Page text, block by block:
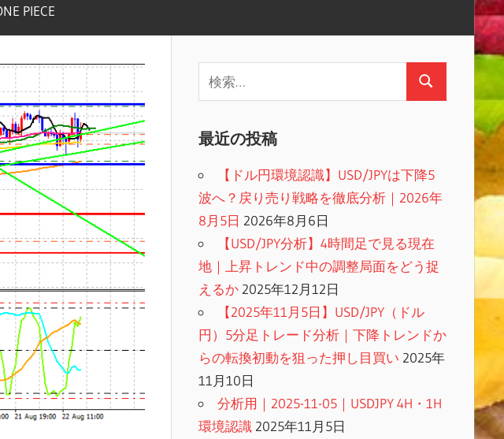
PIECE
検
最近の投稿
【ドル円環境認識】USD/JPYは下降5
波へ？戻り売り戦略を徹底分析｜2026年
8月5日 2026年8月6日
【USD/JPY分析】4時間足で見る現在
地｜上昇トレンド中の調整局面をどう捉
えるか 2025年12月12日
【2025年11月5日】USD/JPY（ドル
円）5分足トレード分析｜下降トレンドか
らの転換初動を狙った押し目買い 2025年
11月10日
分析用｜2025-11-05｜USDJPY 4H・1H
環境認識 2025年11月5日